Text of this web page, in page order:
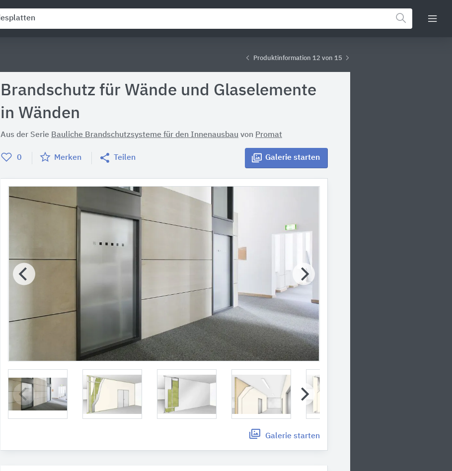
Produktinformation 12 von 15
Brandschutz für Wände und Glaselemente
in Wänden
Aus der Serie Bauliche Brandschutzsysteme für den Innenausbau von Promat
0 Merken Teilen Galerie starten
Galerie starten